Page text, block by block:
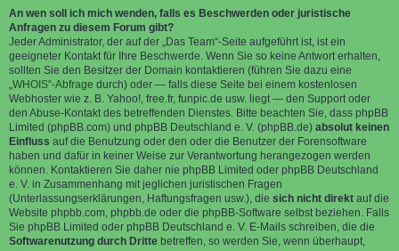
An wen soll ich mich wenden, falls es Beschwerden oder juristische
Anfragen zu diesem Forum gibt?
Jeder Administrator, der auf der „Das Team“-Seite aufgeführt ist, ist ein
geeigneter Kontakt für Ihre Beschwerde. Wenn Sie so keine Antwort erhalten,
sollten Sie den Besitzer der Domain kontaktieren (führen Sie dazu eine
„WHOIS“-Abfrage durch) oder — falls diese Seite bei einem kostenlosen
Webhoster wie z. B. Yahoo!, free.fr, funpic.de usw. liegt — den Support oder
den Abuse-Kontakt des betreffenden Dienstes. Bitte beachten Sie, dass phpBB
Limited (phpBB.com) und phpBB Deutschland e. V. (phpBB.de) absolut keinen
Einfluss auf die Benutzung oder den oder die Benutzer der Forensoftware
haben und dafür in keiner Weise zur Verantwortung herangezogen werden
können. Kontaktieren Sie daher nie phpBB Limited oder phpBB Deutschland
e. V. in Zusammenhang mit jeglichen juristischen Fragen
(Unterlassungserklärungen, Haftungsfragen usw.), die sich nicht direkt auf die
Website phpbb.com, phpbb.de oder die phpBB-Software selbst beziehen. Falls
Sie phpBB Limited oder phpBB Deutschland e. V. E-Mails schreiben, die die
Softwarenutzung durch Dritte betreffen, so werden Sie, wenn überhaupt,